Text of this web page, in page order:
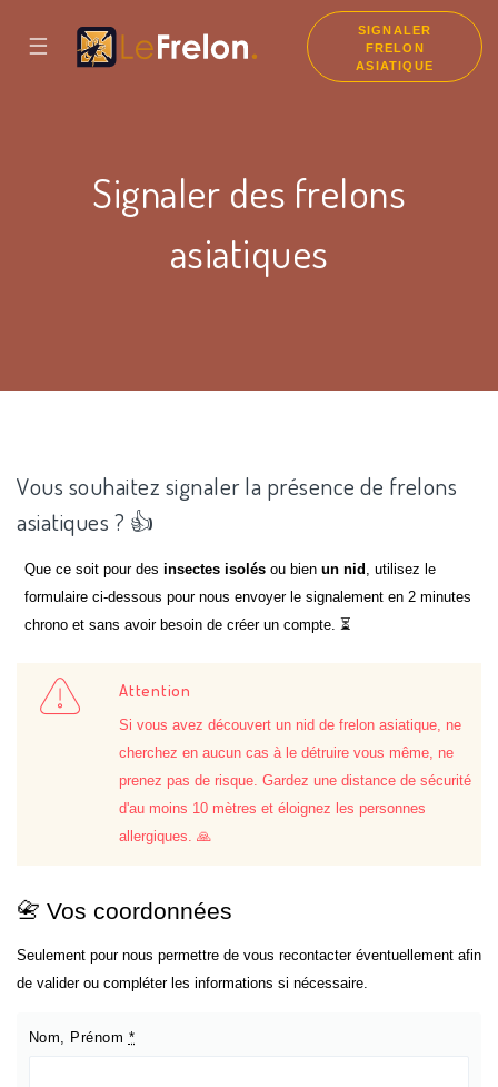
☰
SIGNALER
FRELON
ASIATIQUE
Signaler des frelons
asiatiques
Vous souhaitez signaler la présence de frelons
asiatiques ? 👍
Que ce soit pour desinsectes isolés ou bienun nid , utilisez le
formulaire ci-dessous pour nous envoyer le signalement en 2 minutes
chrono et sans avoir besoin de créer un compte. ⏳
Attention
Si vous avez découvert un nid de frelon asiatique, ne
cherchez en aucun cas à le détruire vous même, ne
prenez pas de risque. Gardez une distance de sécurité
d'au moins 10 mètres et éloignez les personnes
allergiques. 🙏
📇 Vos coordonnées
Seulement pour nous permettre de vous recontacter éventuellement afin
de valider ou compléter les informations si nécessaire.
Nom, Prénom *